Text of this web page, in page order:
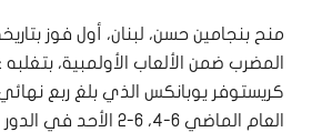
منح بنجامين حسن، لبنان، أول فوز
المضرب ضمن الألعاب الأولمبية،
كريستوفر يوبانكس الذي بلغ ربع
العام الماضي 6-4، 6-2